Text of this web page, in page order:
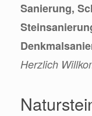
Sanierung,
Herzlich